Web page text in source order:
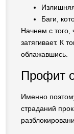
Баги,
Начнем с того,
затягивает. К
облажавшись.
Профит
Именно
страданий